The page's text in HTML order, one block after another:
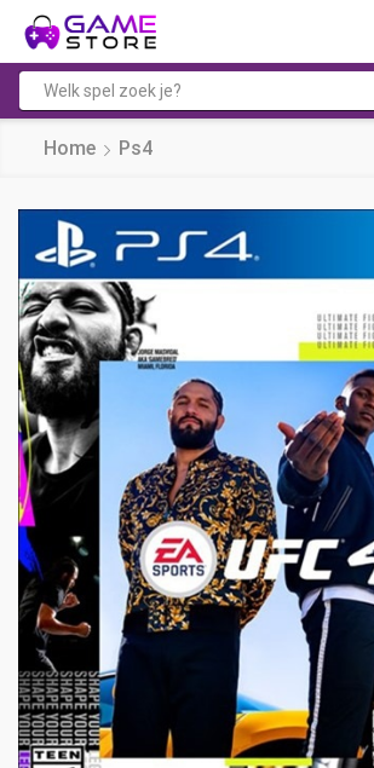
Home Ps4